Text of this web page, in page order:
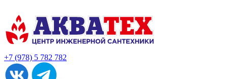
+7 (978) 5 782 782